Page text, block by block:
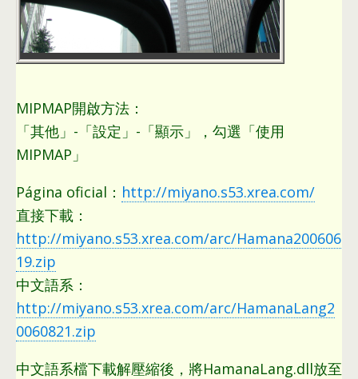
MIPMAP開啟方法 ：
「其他」-「設定」-「顯示」
， 勾選「使用
MIPMAP」
Página oficial： http://miyano.s53.xrea.com/
直接下載：
http://miyano.s53.xrea.com/arc/Hamana200606
19.zip
中文語系 ：
http://miyano.s53.xrea.com/arc/HamanaLang2
0060821.zip
中文語系檔下載解壓縮後 ， 將HamanaLang.dll放至